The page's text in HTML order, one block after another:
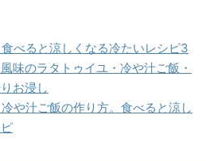
食べると涼しくなる冷たいレシピ3
味のラタトゥイユ・冷や汁ご飯・
お浸し
冷や汁ご飯の作り方。食べると涼し